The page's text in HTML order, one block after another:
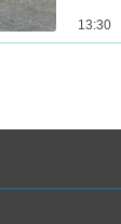
13:30